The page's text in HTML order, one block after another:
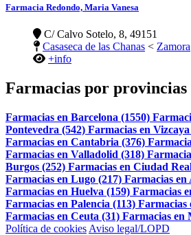
Farmacia Redondo, Maria Vanesa
C/ Calvo Sotelo, 8, 49151
Casaseca de las Chanas < Zamora
+info
Farmacias por provincias
Farmacias en Barcelona (1550)
Pontevedra (542) Farmacias en
Farmacias en Cantabria (376)
Farmacias en Valladolid (318)
Burgos (252) Farmacias en Ciudad
Farmacias en Lugo (217) Farmacias en
Farmacias en Huelva (159) Farmacias
Farmacias en Palencia (113) Farmacias
Farmacias en Ceuta (31) Farmacias en
Política de cookies Aviso legal/LOPD